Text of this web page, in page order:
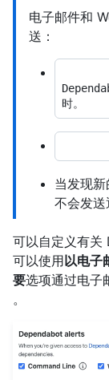
电子邮件和
送：
当发现
不会发送
可以自定义有关
可以使用以电子
要选项通过电子
。